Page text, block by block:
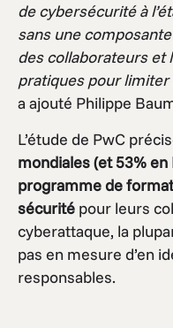
de cybersécurité à
sans une
des collaborateurs et
pratiques pour
a ajouté Philippe
L’étude de PwC
mondiales (et 53% en
programme de
sécurité pour leurs
cyberattaque, la
pas en mesure d’en
responsables.